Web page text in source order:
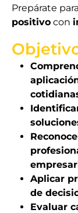
Prepárate
positivo con
Aplicar
de
Evaluar